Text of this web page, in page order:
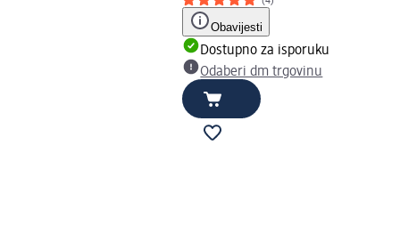
Obavijesti
Dostupno za isporuku
Odaberi dm trgovinu